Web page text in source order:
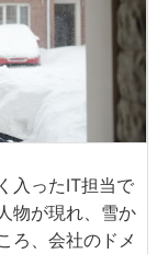
入ったIT担当で
物が現れ、雪か
ろ、会社のドメ